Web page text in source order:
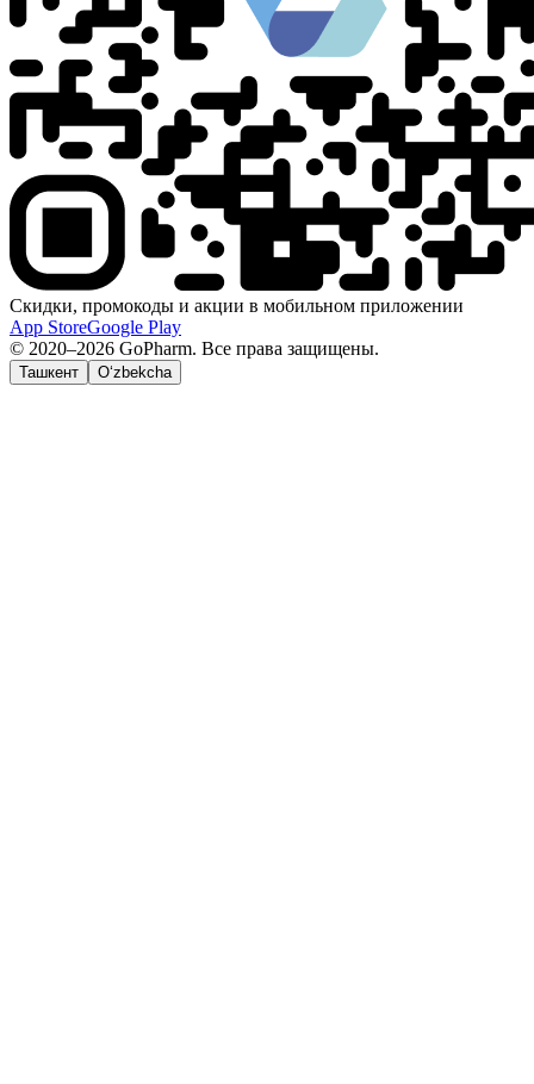
Скидки, промокоды и акции в мобильном приложении
App StoreGoogle Play
© 2020–2026 GoPharm. Все права защищены.
Ташкент O‘zbekcha